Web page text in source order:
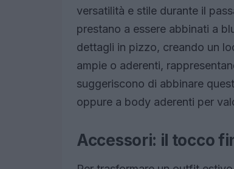
versatilità e stile durante il
prestano a essere abbinati a
dettagli in pizzo, creando un
ampie o aderenti,
suggeriscono di abbinare
oppure a body aderenti per
Accessori: il tocco